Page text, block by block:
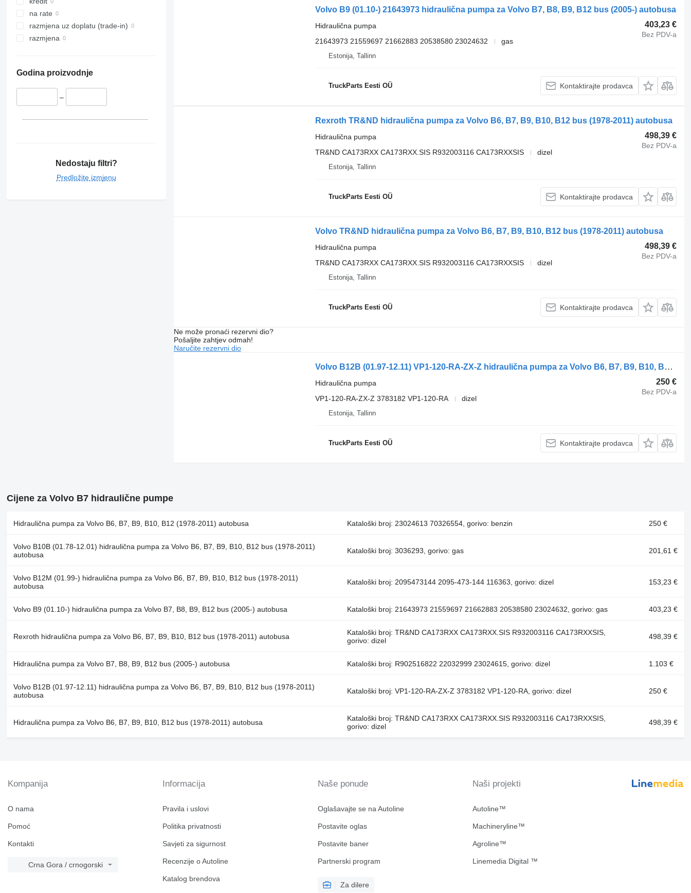
na rate
razmjena uz doplatu (trade-in)
razmjena
Godina proizvodnje
–
Nedostaju filtri?
Predložite izmjenu
Volvo B9 (01.10-) 21643973 hidraulična pumpa za Volvo B7, B8, B9, B12 bus (2005-) autobusa
403,23 €
Bez PDV-a
Hidraulična pumpa
21643973 21559697 21662883 20538580 23024632
gas
Estonija, Tallinn
TruckParts Eesti OÜ Kontaktirajte prodavca
Rexroth TR&ND hidraulična pumpa za Volvo B6, B7, B9, B10, B12 bus (1978-2011) autobusa
498,39 €
Bez PDV-a
Hidraulična pumpa
TR&ND CA173RXX CA173RXX.SIS R932003116 CA173RXXSIS
dizel
Estonija, Tallinn
TruckParts Eesti OÜ Kontaktirajte prodavca
Volvo TR&ND hidraulična pumpa za Volvo B6, B7, B9, B10, B12 bus (1978-2011) autobusa
498,39 €
Bez PDV-a
Hidraulična pumpa
TR&ND CA173RXX CA173RXX.SIS R932003116 CA173RXXSIS
dizel
Estonija, Tallinn
TruckParts Eesti OÜ Kontaktirajte prodavca
Ne može pronaći rezervni dio?
Pošaljite zahtjev odmah!
Naručite rezervni dio
Volvo B12B (01.97-12.11) VP1-120-RA-ZX-Z hidraulična pumpa za Volvo B6, B7, B9, B10, B12 bus (1978-2011) autobusa
250 €
Bez PDV-a
Hidraulična pumpa
VP1-120-RA-ZX-Z 3783182 VP1-120-RA
dizel
Estonija, Tallinn
TruckParts Eesti OÜ Kontaktirajte prodavca
Cijene za Volvo B7 hidraulične pumpe
Hidraulična pumpa za Volvo B6, B7, B9, B10, B12 (1978-2011) autobusa Kataloški broj: 23024613 70326554, gorivo: benzin 250 €
Volvo B10B (01.78-12.01) hidraulična pumpa za Volvo B6, B7, B9, B10, B12 bus (1978-2011)
autobusa
Kataloški broj: 3036293, gorivo: gas 201,61 €
Volvo B12M (01.99-) hidraulična pumpa za Volvo B6, B7, B9, B10, B12 bus (1978-2011)
autobusa
Kataloški broj: 2095473144 2095-473-144 116363, gorivo: dizel 153,23 €
Volvo B9 (01.10-) hidraulična pumpa za Volvo B7, B8, B9, B12 bus (2005-) autobusa Kataloški broj: 21643973 21559697 21662883 20538580 23024632, gorivo: gas 403,23 €
Rexroth hidraulična pumpa za Volvo B6, B7, B9, B10, B12 bus (1978-2011) autobusa
Kataloški broj: TR&ND CA173RXX CA173RXX.SIS R932003116 CA173RXXSIS,
gorivo: dizel
498,39 €
Hidraulična pumpa za Volvo B7, B8, B9, B12 bus (2005-) autobusa Kataloški broj: R902516822 22032999 23024615, gorivo: dizel 1.103 €
Volvo B12B (01.97-12.11) hidraulična pumpa za Volvo B6, B7, B9, B10, B12 bus (1978-2011)
autobusa
Kataloški broj: VP1-120-RA-ZX-Z 3783182 VP1-120-RA, gorivo: dizel 250 €
Hidraulična pumpa za Volvo B6, B7, B9, B10, B12 bus (1978-2011) autobusa
Kataloški broj: TR&ND CA173RXX CA173RXX.SIS R932003116 CA173RXXSIS,
gorivo: dizel
498,39 €
Kompanija
O nama
Pomoć
Kontakti
Crna Gora / crnogorski
Informacija
Pravila i uslovi
Politika privatnosti
Savjeti za sigurnost
Recenzije o Autoline
Katalog brendova
Naše ponude
Oglašavajte se na Autoline
Postavite oglas
Postavite baner
Partnerski program
Za dilere
Naši projekti
Autoline™
Machineryline™
Agroline™
Linemedia Digital ™